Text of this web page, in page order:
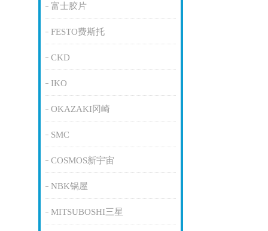
富士胶片
FESTO费斯托
CKD
IKO
OKAZAKI冈崎
SMC
COSMOS新宇宙
NBK锅屋
MITSUBOSHI三星